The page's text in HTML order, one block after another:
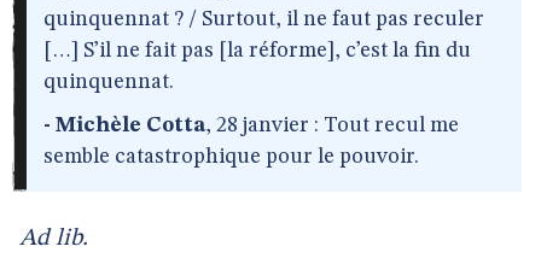
quinquennat ? / Surtout, il ne faut pas reculer
[…] S’il ne fait pas [la réforme], c’est la fin du
quinquennat.
- Michèle Cotta, 28 janvier : Tout recul me
semble catastrophique pour le pouvoir.
Ad lib.